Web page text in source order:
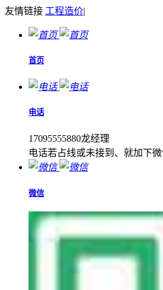
友情链接 工程造价|
首页
电话
17095555880龙经理
电话若占线或未接到、就加下
微信